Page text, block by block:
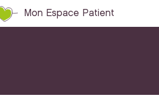
Mon Espace Patient